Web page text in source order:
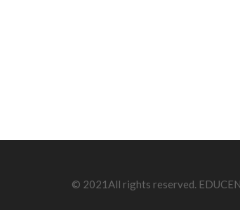
© 2021All rights reserved.